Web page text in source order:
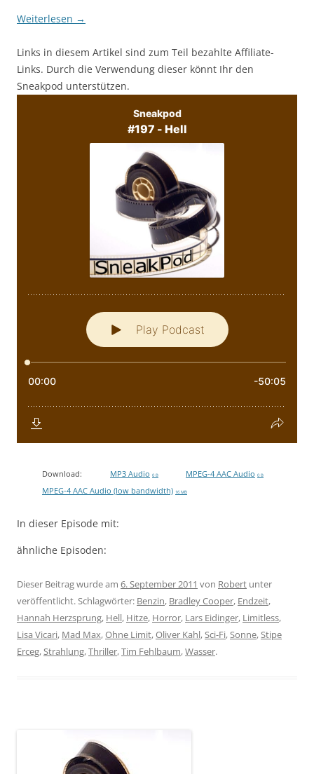
Weiterlesen →
Links in diesem Artikel sind zum Teil bezahlte Affiliate-
Links. Durch die Verwendung dieser könnt Ihr den
Sneakpod unterstützen.
Download: MP3 Audio 0 B MPEG-4 AAC Audio 0 B
MPEG-4 AAC Audio (low bandwidth) 16 MB
In dieser Episode mit:
ähnliche Episoden:
Dieser Beitrag wurde am 6. September 2011 von Robert unter
veröffentlicht. Schlagwörter: Benzin, Bradley Cooper, Endzeit,
Hannah Herzsprung, Hell, Hitze, Horror, Lars Eidinger, Limitless,
Lisa Vicari, Mad Max,Ohne Limit,Oliver Kahl,Sci-Fi,Sonne,Stipe
Erceg,Strahlung,Thriller,Tim Fehlbaum,Wasser.